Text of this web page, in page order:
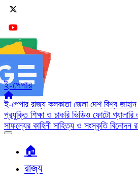
ই-পেপার
ই-পেপার রাজ্য কলকাতা জেলা দেশ বিশ্ব
প্রযুক্তি শিক্ষা ও চাকরি ভিডিও ফোটো গ্যালারি
সাফল্যের কাহিনী সাহিত্য ও সংস্কৃতি বিনোদন
🏠︎
রাজ্য